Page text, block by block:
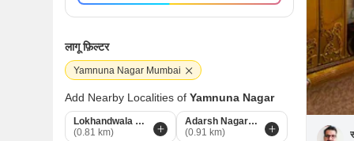
लागू फ़िल्टर
Yamnuna Nagar Mumbai
Add Nearby Localities of Yamnuna Nagar
Lokhandwala Complex Mumbai
(0.81 km)
Adarsh Nagar Mumbai
(0.91 km)